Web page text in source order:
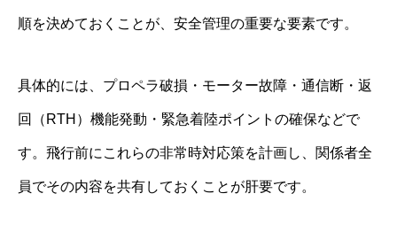
順を決めておくことが、安全管理の重要な要素です。
具体的には、プロペラ破損・モーター故障・通信断・返
回（RTH）機能発動・緊急着陸ポイントの確保などで
す。飛行前にこれらの非常時対応策を計画し、関係者全
員でその内容を共有しておくことが肝要です。